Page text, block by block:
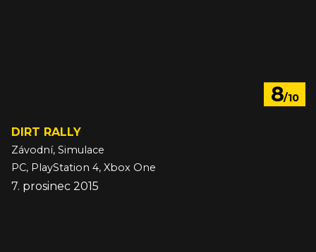
8/10
DIRT RALLY
Závodní, Simulace
PC, PlayStation 4, Xbox One
7. prosinec 2015